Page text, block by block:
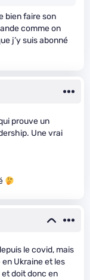
bien faire son
comme on
j’y suis abonné
prouve un
Une vrai
le covid, mais
Ukraine et les
doit donc en